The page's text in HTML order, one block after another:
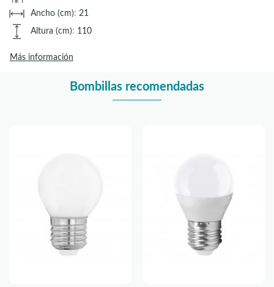
Ancho (cm): 21
Altura (cm): 110
Más información
Bombillas recomendadas